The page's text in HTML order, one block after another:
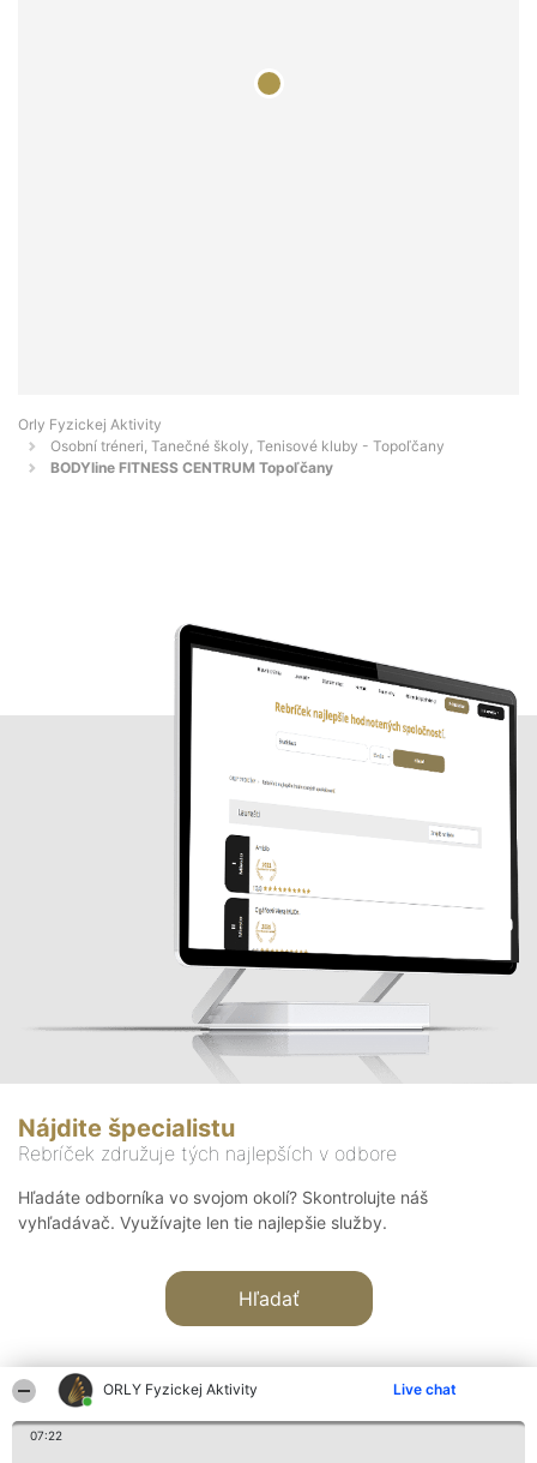
ORLY Fyzickej Aktivity Live chat
07:22
Orly Fyzickej Aktivity
Osobní tréneri, Tanečné školy, Tenisové kluby - Topoľčany
BODYline FITNESS CENTRUM Topoľčany
Nájdite špecialistu
Rebríček združuje tých najlepších v odbore
Hľadáte odborníka vo svojom okolí? Skontrolujte náš
vyhľadávač. Využívajte len tie najlepšie služby.
Hľadať